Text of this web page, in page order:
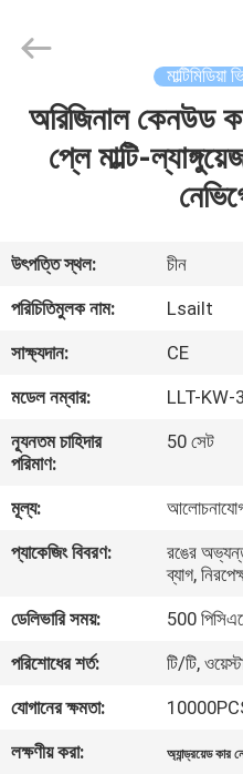
বাড়ি
ভিডিও
সম্পর্কে
কারখানা
মান
যোগাযোগ
করুন
Electron
Co.,Ltd.
মাল্টিমিডিয়া
অরিজিনাল কেনউড
প্লে মাল্টি-
উৎপত্তি স্থল:
চীন
পরিচিতিমুলক নাম:
Lsailt
সাক্ষ্যদান:
CE
মডেল নম্বার:
LLT-KW-
ন্যূনতম চাহিদার
পরিমাণ:
50 সেট
মূল্য:
প্যাকেজিং বিবরণ:
রঙের
ব্যাগ,
ডেলিভারি সময়:
500
পরিশোধের শর্ত:
টি/টি,
যোগানের ক্ষমতা:
লক্ষণীয় করা:
অ্যান্ড্রয়েড কার